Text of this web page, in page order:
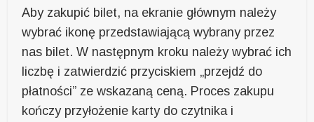
Aby zakupić bilet, na ekranie głównym należy
wybrać ikonę przedstawiającą wybrany przez
nas bilet. W następnym kroku należy wybrać ich
liczbę i zatwierdzić przyciskiem „przejdź do
płatności” ze wskazaną ceną. Proces zakupu
kończy przyłożenie karty do czytnika i